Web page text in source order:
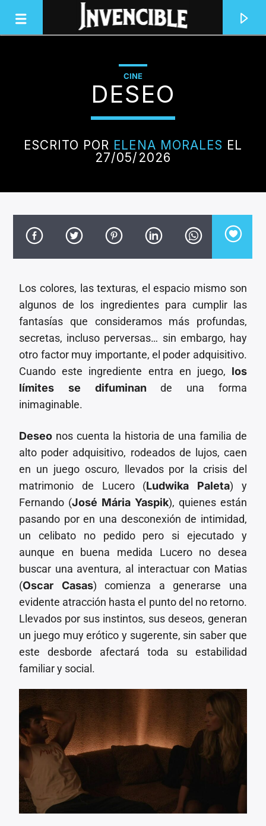
INVENCIBLE RADIO
JUNTOS SOMOS INVENCIBLES
TÍTULO
ARTISTA
Invencible Radio
CINE
DESEO
ESCRITO POR ELENA MORALES EL
27/05/2026
Los colores, las texturas, el espacio mismo son
algunos de los ingredientes para cumplir las
fantasías que consideramos más profundas,
secretas, incluso perversas… sin embargo, hay
otro factor muy importante, el poder adquisitivo.
Cuando este ingrediente entra en juego, los
límites se difuminan de una forma
inimaginable.
Deseo nos cuenta la historia de una familia de
alto poder adquisitivo, rodeados de lujos, caen
en un juego oscuro, llevados por la crisis del
matrimonio de Lucero (Ludwika Paleta) y
Fernando (José Mária Yaspik), quienes están
pasando por en una desconexión de intimidad,
un celibato no pedido pero si ejecutado y
aunque en buena medida Lucero no desea
buscar una aventura, al interactuar con Matias
(Oscar Casas) comienza a generarse una
evidente atracción hasta el punto del no retorno.
Llevados por sus instintos, sus deseos, generan
un juego muy erótico y sugerente, sin saber que
este desborde afectará toda su estabilidad
familiar y social.